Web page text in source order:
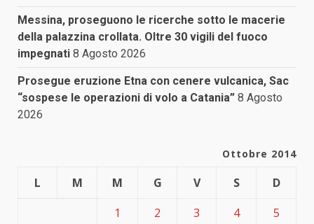
Messina, proseguono le ricerche sotto le macerie
della palazzina crollata. Oltre 30 vigili del fuoco
impegnati 8 Agosto 2026
Prosegue eruzione Etna con cenere vulcanica, Sac
“sospese le operazioni di volo a Catania” 8 Agosto
2026
Ottobre 2014
L M M G V S
D
1
2 3 4
5